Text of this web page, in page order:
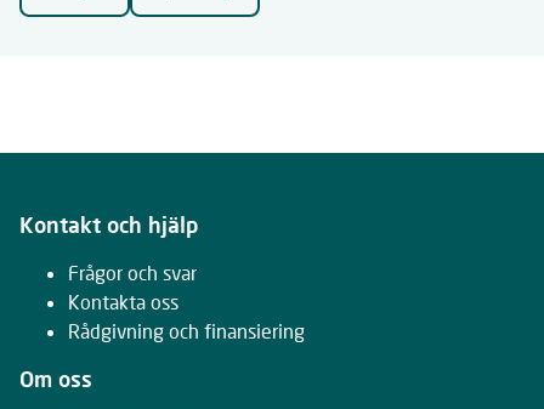
Kontakt och hjälp
Frågor och svar
Kontakta oss
Rådgivning och finansiering
Om oss